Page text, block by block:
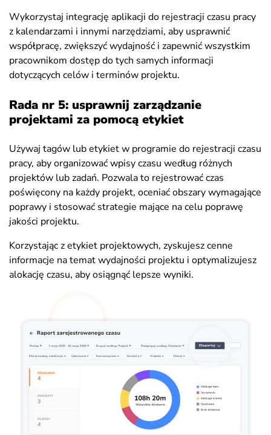
Wykorzystaj integrację aplikacji do rejestracji czasu pracy
z kalendarzami i innymi narzędziami, aby usprawnić
współpracę, zwiększyć wydajność i zapewnić wszystkim
pracownikom dostęp do tych samych informacji
dotyczących celów i terminów projektu.
Rada nr 5: usprawnij zarządzanie
projektami za pomocą etykiet
Używaj tagów lub etykiet w programie do rejestracji czasu
pracy, aby organizować wpisy czasu według różnych
projektów lub zadań. Pozwala to rejestrować czas
poświęcony na każdy projekt, oceniać obszary wymagające
poprawy i stosować strategie mające na celu poprawę
jakości projektu.
Korzystając z etykiet projektowych, zyskujesz cenne
informacje na temat wydajności projektu i optymalizujesz
alokację czasu, aby osiągnąć lepsze wyniki.